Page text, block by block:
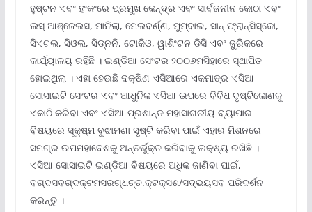
ହୁଷ୍ଟନ ଏବଂ ହଂକଂରେ ପ୍ରମୁଖ କେନ୍ଦ୍ର ଏବଂ ସାର୍ବଜନୀନ କୋଠା ଏବଂ
ଲସ୍ ଆଞ୍ଜେଲସ, ମାନିଲା, ମେଲବର୍ଣ୍ଣ, ମୁମ୍ବାଇ, ସାନ୍ ଫ୍ରାନ୍ସିସ୍କୋ,
ସିଏଟଲ, ସିଓଲ, ସିଡ୍ନନି, ଟୋକିଓ, ୱାଶିଂଟନ ଡିସି ଏବଂ ଜୁରିକରେ
କାର୍ଯ୍ୟାଳୟ ରହିଛି । ଇଣ୍ଡିଆ ସେଂଟର ୨୦୦୬ମସିହାରେ ସ୍ଥାପିତ
ହୋଇଥିଲା । ଏହା ହେଉଛି ଦକ୍ଷିଣ ଏସିଆରେ ଏକମାତ୍ର ଏସିଆ
ସୋସାଇଟି ସେଂଟର ଏବଂ ଆଧୁନିକ ଏସିଆ ଉପରେ ବିବିଧ ଦୃଷ୍ଟିକୋଣକୁ
ଏକାଠି କରିବା ଏବଂ ଏସିଆ-ପ୍ରଶାନ୍ତ ମହାସାଗରୀୟ ବ୍ୟାପାର
ବିଷୟରେ ସୂକ୍ଷ୍ମ ବୁଝାମଣା ସୃଷ୍ଟି କରିବା ପାଇଁ ଏହାର ମିଶନରେ
ସମଗ୍ର ଉପମହାଦେଶକୁ ଅନ୍ତର୍ଭୁକ୍ତ କରିବାକୁ ଲକ୍ଷ୍ୟ ରଖିଛି ।
ଏସିଆ ସୋସାଇଟି ଇଣ୍ଡିଆ ବିଷୟରେ ଅଧିକ ଜାଣିବା ପାଇଁ,
ବଗ୍ଦସବଗ୍ଦକ୍ଟମସରଗ୍ଧଚ୍ଚ.କ୍ଟକ୍ସଶ/ସଦ୍ଭୟସବ ପରିଦର୍ଶନ
କରନ୍ତୁ ।